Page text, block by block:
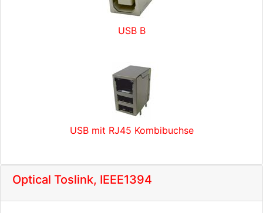
USB B
USB mit RJ45 Kombibuchse
Optical Toslink, IEEE1394